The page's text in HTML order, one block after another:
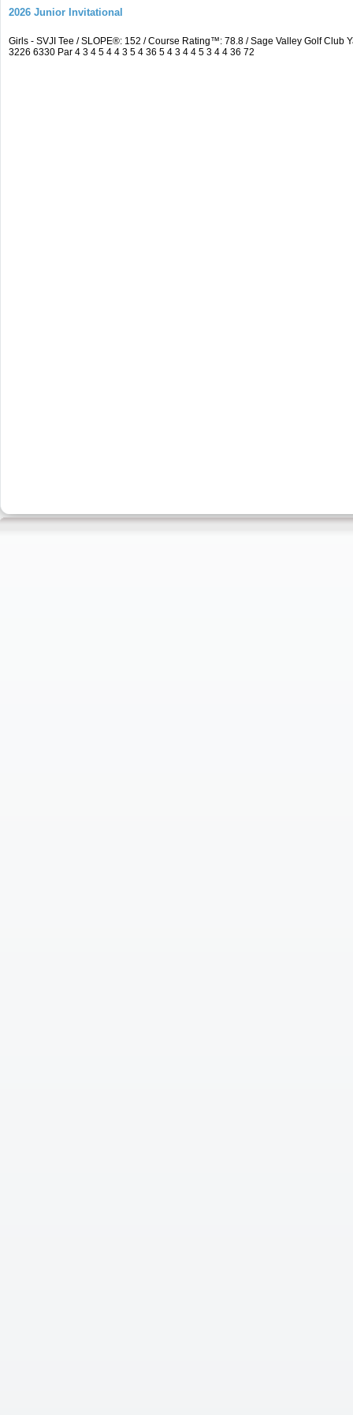
2026 Junior Invitational
Girls - SVJI Tee / SLOPE®: 152 / Course Rating™: 78.8 / Sage Valley Golf
3226 6330 Par 4 3 4 5 4 4 3 5 4 36 5 4 3 4 4 5 3 4 4 36 72